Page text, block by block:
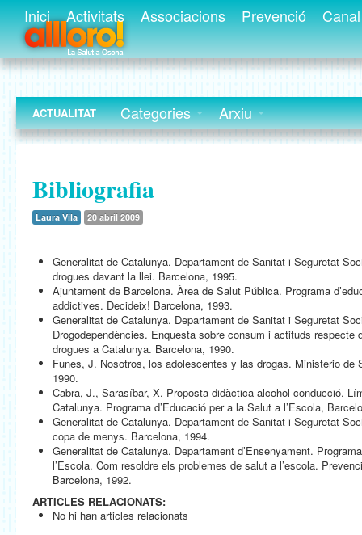
Inici Activitats Associacions Prevenció
ACTUALITAT Categories Arxiu
Bibliografia
Laura Vila 20 abril 2009
Generalitat de Catalunya. Departament de Sanitat i Seguretat
drogues davant la llei. Barcelona, 1995.
Ajuntament de Barcelona. Àrea de Salut Pública. Programa
addictives. Decideix! Barcelona, 1993.
Generalitat de Catalunya. Departament de Sanitat i Seguretat
Drogodependències. Enquesta sobre consum i actituds respecte
drogues a Catalunya. Barcelona, 1990.
Funes, J. Nosotros, los adolescentes y las drogas. Ministerio de
1990.
Cabra, J., Sarasíbar, X. Proposta didàctica alcohol-conducció.
Catalunya. Programa d’Educació per a la Salut a l’Escola,
Generalitat de Catalunya. Departament de Sanitat i Seguretat
copa de menys. Barcelona, 1994.
Generalitat de Catalunya. Departament d’Ensenyament.
l’Escola. Com resoldre els problemes de salut a l’escola.
Barcelona, 1992.
ARTICLES RELACIONATS:
No hi han articles relacionats